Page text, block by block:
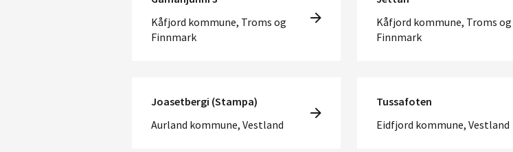
Kåfjord kommune, Troms og
Finnmark
Joasetbergi (Stampa)
Aurland kommune, Vestland
Kåfjord kommune, Troms og
Finnmark
Tussafoten
Eidfjord kommune, Vestland